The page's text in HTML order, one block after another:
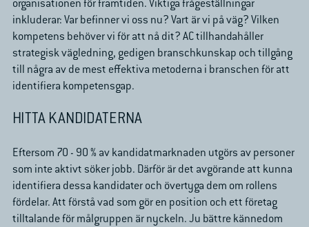
organisationen för framtiden. Viktiga frågeställningar
inkluderar: Var befinner vi oss nu? Vart är vi på väg? Vilken
kompetens behöver vi för att nå dit? AC tillhandahåller
strategisk vägledning, gedigen branschkunskap och tillgång
till några av de mest effektiva metoderna i branschen för att
identifiera kompetensgap.
HITTA KANDIDATERNA
Eftersom 70 - 90 % av kandidatmarknaden utgörs av personer
som inte aktivt söker jobb. Därför är det avgörande att kunna
identifiera dessa kandidater och övertyga dem om rollens
fördelar. Att förstå vad som gör en position och ett företag
tilltalande för målgruppen är nyckeln. Ju bättre kännedom